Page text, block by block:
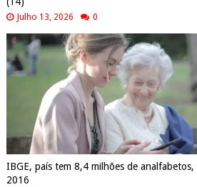
Julho 13, 2026 0
IBGE, país tem 8,4 milhões de
2016